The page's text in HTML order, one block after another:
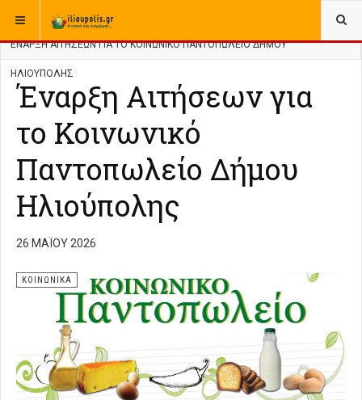
ΒΡΊΣΚΕΣΤΕ ΕΔΏ: ΑΡΧΙΚΉ
ΈΝΑΡΞΗ ΑΙΤΉΣΕΩΝ ΓΙΑ ΤΟ ΚΟΙΝΩΝΙΚΌ ΠΑΝΤΟΠΩΛΕΊΟ ΔΉΜΟΥ
ΗΛΙΟΎΠΟΛΗΣ
Έναρξη Αιτήσεων για
το Κοινωνικό
Παντοπωλείο Δήμου
Ηλιούπολης
26 ΜΑΪ́ΟΥ 2026
ΚΟΙΝΩΝΙΚΑ